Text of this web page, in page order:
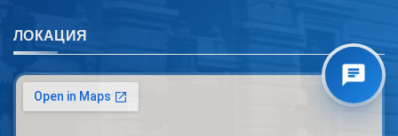
ЛОКАЦИЯ